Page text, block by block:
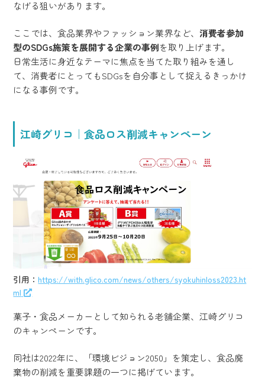
なげる狙いがあります。
ここでは、食品業界やファッション業界など、 消費者参加
型のSDGs施策を展開する企業の事例を取り上げます。
日常生活に身近なテーマに焦点を当てた取り組みを通し
て、消費者にとってもSDGsを自分事として捉えるきっかけ
になる事例です。
江崎グリコ｜食品ロス削減キャンペーン
引用：https://with.glico.com/news/others/syokuhinloss2023.ht
ml
菓子・食品メーカーとして知られる老舗企業、江崎グリコ
のキャンペーンです。
同社は2022年に、「環境ビジョン2050」を策定し、食品廃
棄物の削減を重要課題の一つに掲げています。